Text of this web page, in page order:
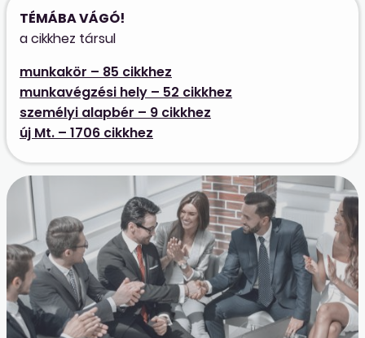
TÉMÁBA VÁGÓ!
a cikkhez társul
munkakör – 85 cikkhez
munkavégzési hely – 52 cikkhez
személyi alapbér – 9 cikkhez
új Mt. – 1706 cikkhez